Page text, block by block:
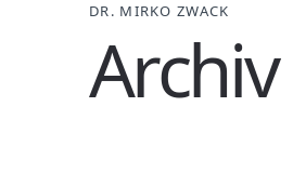
DR. MIRKO ZWACK
Archiv